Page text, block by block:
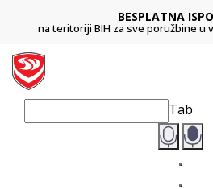
BESPLATNA
na teritoriji BIH za sve poružbine u
Tab